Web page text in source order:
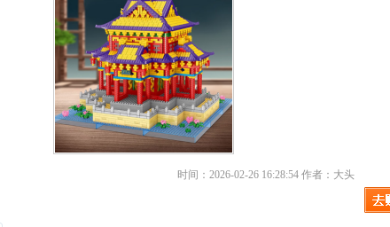
时间：2026-02-26 16:28:54 作者：大头